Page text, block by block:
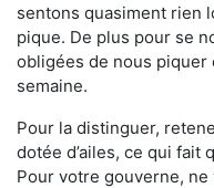
sentons quasiment rien
pique. De plus pour se
obligées de nous piquer
semaine.
Pour la distinguer,
dotée d’ailes, ce qui fait
Pour votre gouverne, ne